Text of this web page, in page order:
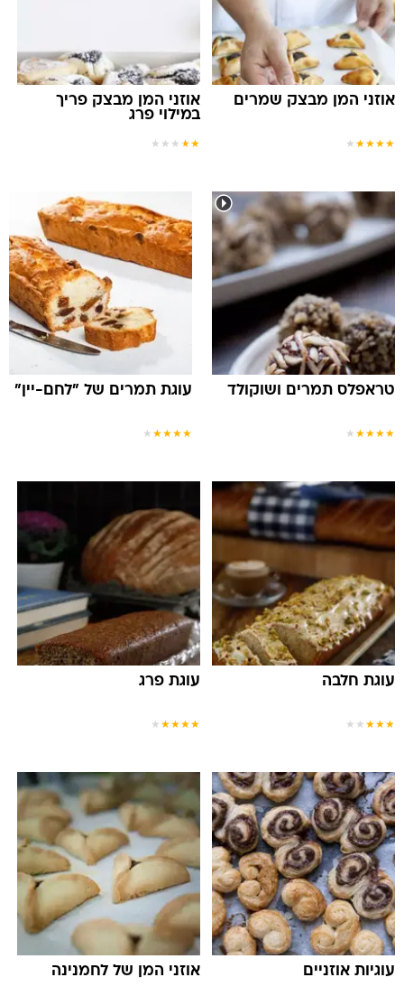
אוזני המן מבצק שמרים
★
★
★
★
★
אוזני המן מבצק פריך
במילוי פרג
★
★
★
★
★
טראפלס תמרים ושוקולד
★
★
★
★
★
עוגת תמרים של "לחם-יין"
★
★
★
★
★
עוגת חלבה
★
★
★
★
★
עוגת פרג
★
★
★
★
★
עוגיות אוזניים אוזני המן של לחמנינה